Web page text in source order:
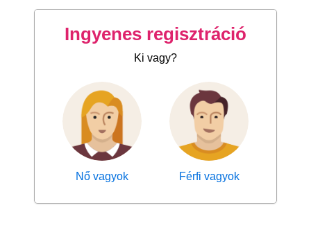
Ingyenes regisztráció
Ki vagy?
Nő vagyok Férfi vagyok